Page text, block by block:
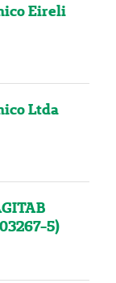
Eireli
Ltda
5)